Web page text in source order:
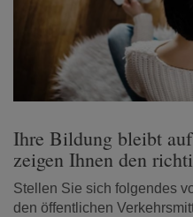
Ihre Bildung bleibt
zeigen Ihnen den
Stellen Sie sich folgendes
den öffentlichen